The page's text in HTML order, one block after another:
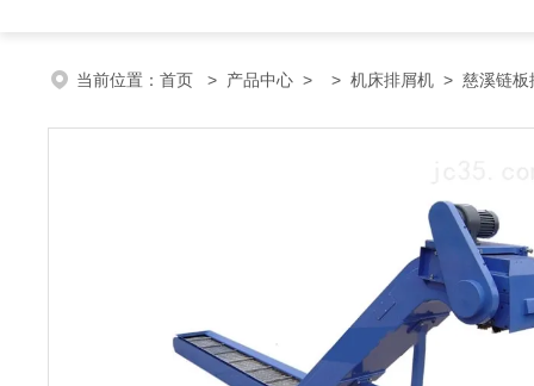
当前位置： 首页 > 产品中心 > > 机床排屑机 > 慈溪链板